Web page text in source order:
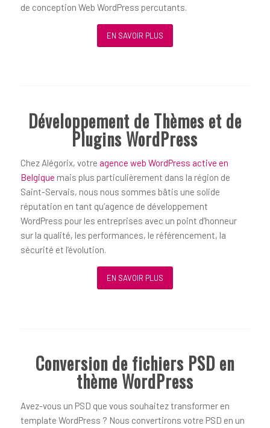
de conception Web WordPress percutants.
EN SAVOIR PLUS
Développement de Thèmes et de
Plugins WordPress
Chez Alégorix, votre agence web WordPress active en
Belgique mais plus particulièrement dans la région de
Saint-Servais, nous nous sommes bâtis une solide
réputation en tant qu’agence de développement
WordPress pour les entreprises avec un point d’honneur
sur la qualité, les performances, le référencement, la
sécurité et l’évolution.
EN SAVOIR PLUS
Conversion de fichiers PSD en
thème WordPress
Avez-vous un PSD que vous souhaitez transformer en
template WordPress ? Nous convertirons votre PSD en un